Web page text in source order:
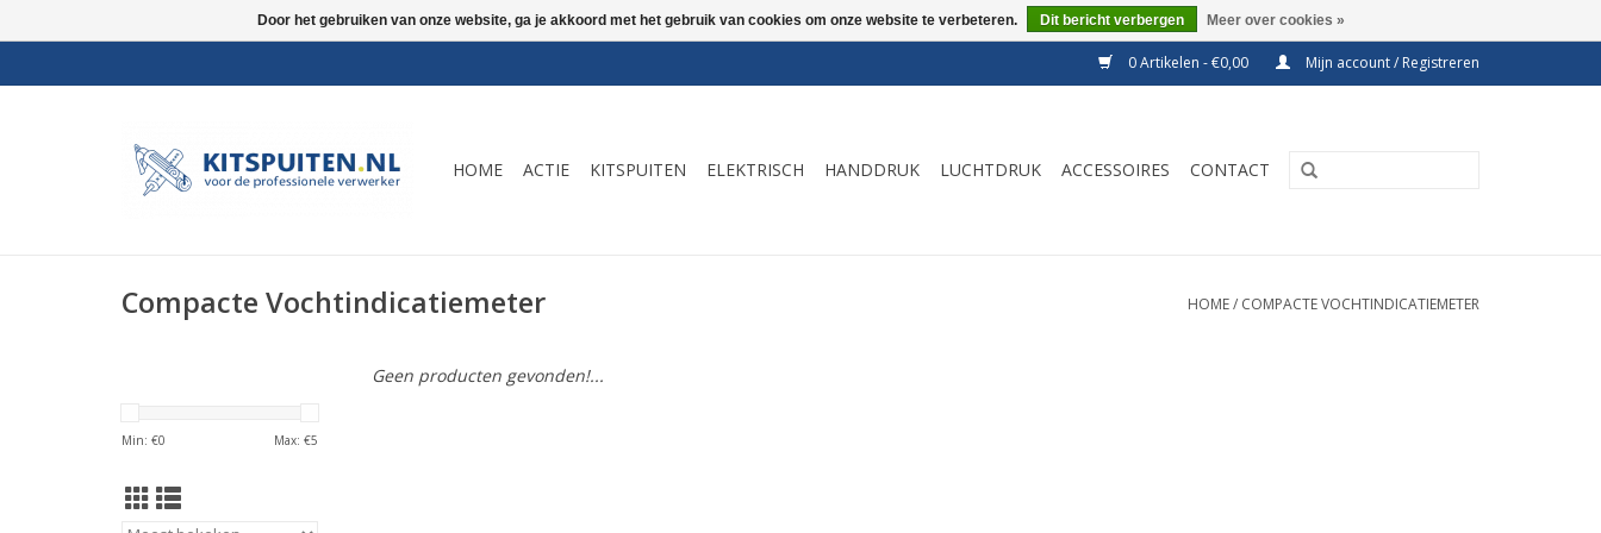
0 Artikelen - €0,00 Mijn account / Registreren
HOME ACTIE KITSPUITEN ELEKTRISCH HANDDRUK LUCHTDRUK ACCESSOIRES CONTACT
Compacte Vochtindicatiemeter HOME/ COMPACTE VOCHTINDICATIEMETER
Min: €0 Max: €5
Geen producten gevonden!...
Door het gebruiken van onze website, ga je akkoord met het gebruik van cookies om onze website te verbeteren. Dit bericht verbergen Meer over cookies »